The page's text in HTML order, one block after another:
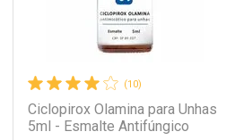
(10)
Ciclopirox Olamina para Unhas
5ml - Esmalte Antifúngico